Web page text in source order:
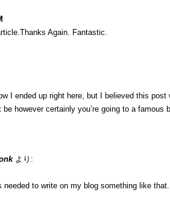
Again. Fantastic.
I ended up right here, but I believed this post
however certainly you’re going to a famous
より:
needed to write on my blog something like